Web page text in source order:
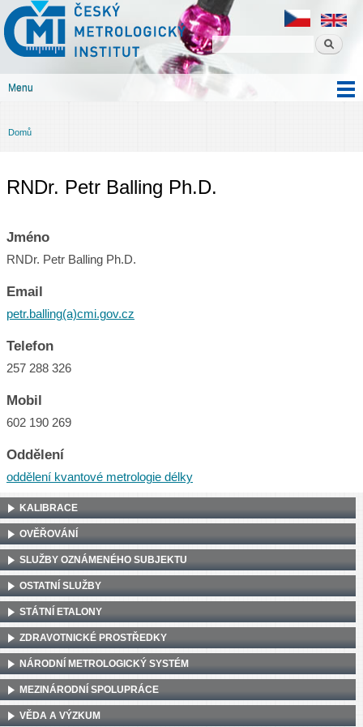
obsahu
Český
metrologický
institut
Menu
Jste zde
Domů
RNDr. Petr Balling Ph.D.
Jméno
RNDr. Petr Balling Ph.D.
Email
petr.balling(a)cmi.gov.cz
Telefon
257 288 326
Mobil
602 190 269
Oddělení
oddělení kvantové metrologie délky
KALIBRACE
OVĚŘOVÁNÍ
SLUŽBY OZNÁMENÉHO SUBJEKTU
OSTATNÍ SLUŽBY
STÁTNÍ ETALONY
ZDRAVOTNICKÉ PROSTŘEDKY
NÁRODNÍ METROLOGICKÝ SYSTÉM
MEZINÁRODNÍ SPOLUPRÁCE
VĚDA A VÝZKUM